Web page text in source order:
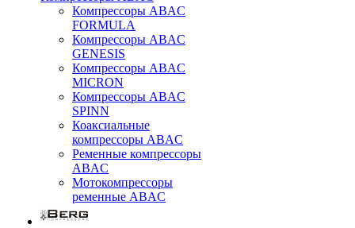
Компрессоры ABAC
FORMULA
Компрессоры ABAC
GENESIS
Компрессоры ABAC
MICRON
Компрессоры ABAC
SPINN
Коаксиальные
компрессоры ABAC
Ременные компрессоры
ABAC
Мотокомпрессоры
ременные ABAC